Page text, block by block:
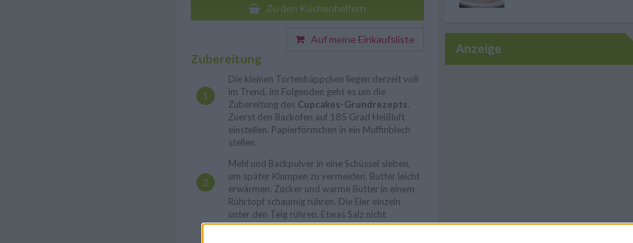
Zu den Küchenhelfern
Auf meine Einkaufsliste
Zubereitung
Die kleinen Tortenhäppchen liegen derzeit voll
im Trend, im Folgenden geht es um die
Zubereitung des Cupcakes-Grundrezepts.
Zuerst den Backofen auf 185 Grad Heißluft
einstellen. Papierförmchen in ein Muffinblech
stellen.
Mehl und Backpulver in eine Schüssel sieben,
um später Klumpen zu vermeiden. Butter leicht
erwärmen. Zucker und warme Butter in einem
Rührtopf schaumig rühren. Die Eier einzeln
unter den Teig rühren. Etwas Salz nicht
vergessen. Mit Milch das Ganze schaumig
Anzeige